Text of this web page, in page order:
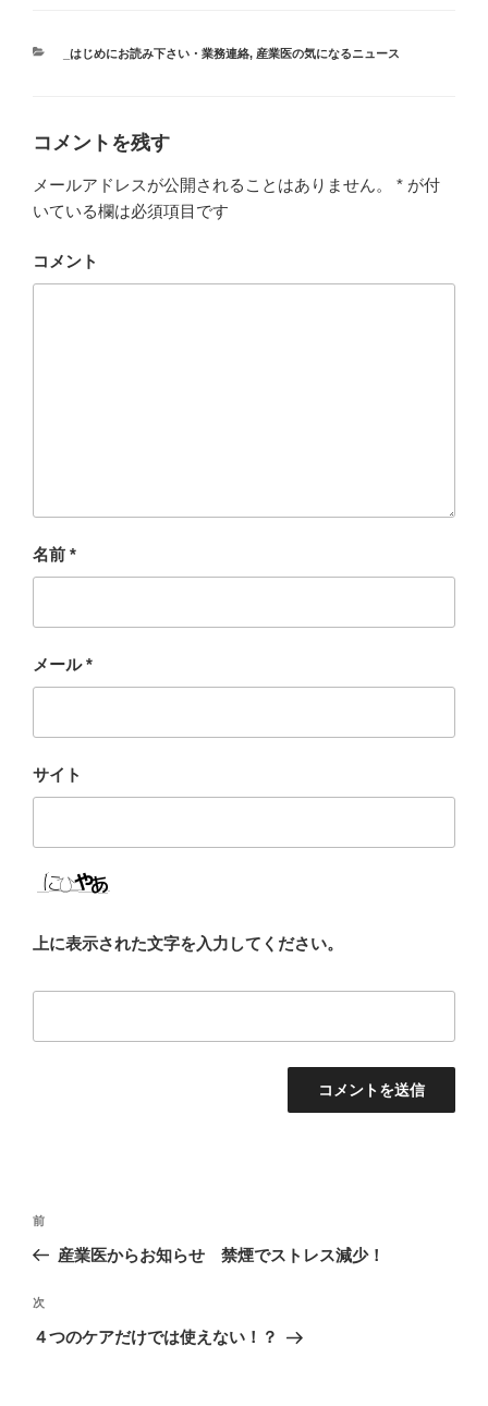
カ
ー
_はじめにお読み下さい・業務連絡, 産業医の気になるニュース
コメントを残す
メールアドレスが公開されることはありません。 * が付
いている欄は必須項目です
コメント
名前 *
メール*
サイト
上に表示された文字を入力してください。
投
ビ
ゲ
過
去
投
稿
前
産業医からお知らせ 禁煙でストレス減少！
次
の
次
４つのケアだけでは使えない！？